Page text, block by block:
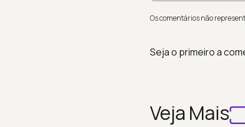
Os comentários não
Seja o primeiro a
Veja Mais